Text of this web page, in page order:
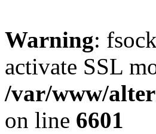
Warning:
activate SSL
/var/www/
on line 6601